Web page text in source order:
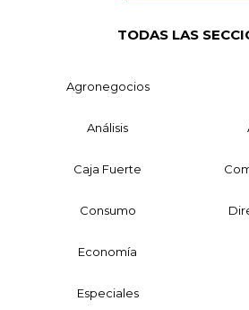
TODAS LAS
Agronegocios
Análisis
Caja Fuerte
Consumo
Economía
Especiales